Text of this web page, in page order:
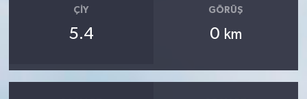
ÇIY
5.4
GÖRÜŞ
0 km